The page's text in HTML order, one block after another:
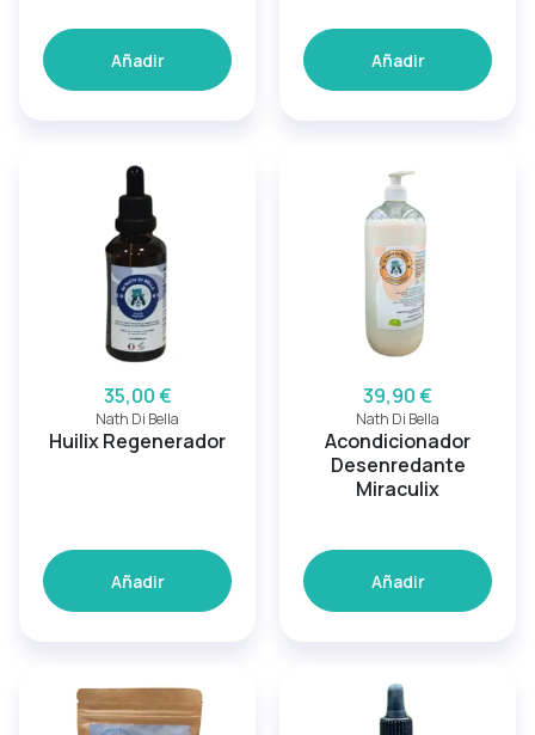
Añadir Añadir
35,00 €
Nath Di Bella
Huilix Regenerador
Añadir
39,90 €
Nath Di Bella
Acondicionador
Desenredante
Miraculix
Añadir